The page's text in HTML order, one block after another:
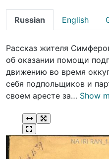
Russian English
Рассказ жителя
об оказании помощи
движению во время
себя подпольщиков и
своем аресте за… Show